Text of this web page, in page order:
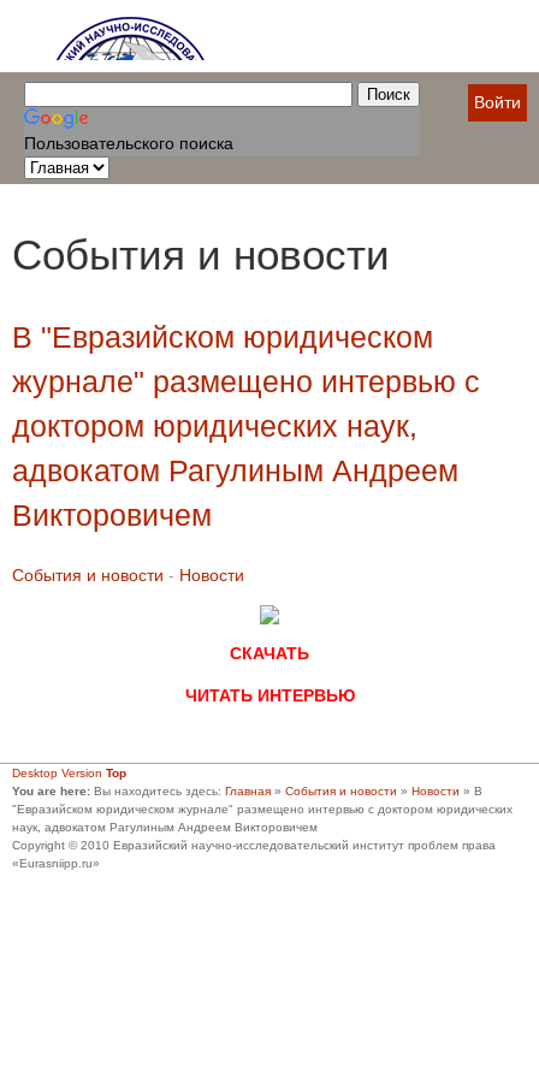
Пользовательского поиска
Войти
События и новости
В "Евразийском юридическом
журнале" размещено интервью с
доктором юридических наук,
адвокатом Рагулиным Андреем
Викторовичем
События и новости - Новости
СКАЧАТЬ
ЧИТАТЬ ИНТЕРВЬЮ
Desktop Version Top
You are here: Вы находитесь здесь: Главная » События и новости » Новости » В
"Евразийском юридическом журнале" размещено интервью с доктором юридических
наук, адвокатом Рагулиным Андреем Викторовичем
Copyright © 2010 Евразийский научно-исследовательский институт проблем права
«Eurasniipp.ru»